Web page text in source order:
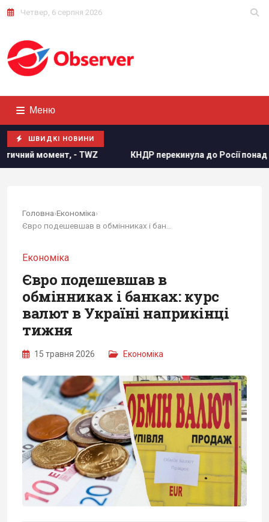
Четвер, 6 серпня 2026
Меню
ШВИДКІ НОВИНИ
- TWZ КНДР перекинула до Росії понад 100 ракет: в
Головна›Економіка›
Економіка
Євро подешевшав в
обмінниках і банках: курс
валют в Україні наприкінці
тижня
15 травня 2026 Економіка